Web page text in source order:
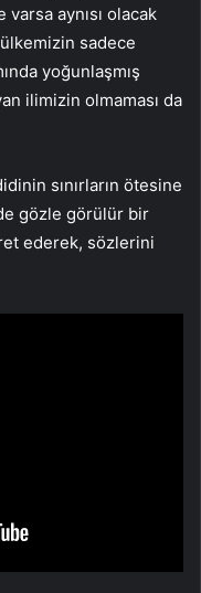
varsa aynısı olacak
sadece
yoğunlaşmış
ilimizin olmaması da
sınırların ötesine
gözle görülür bir
ederek, sözlerini